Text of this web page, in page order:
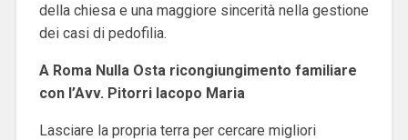
della chiesa e una maggiore sincerità nella gestione
dei casi di pedofilia.
A Roma Nulla Osta ricongiungimento familiare
con l’Avv. Pitorri Iacopo Maria
Lasciare la propria terra per cercare migliori